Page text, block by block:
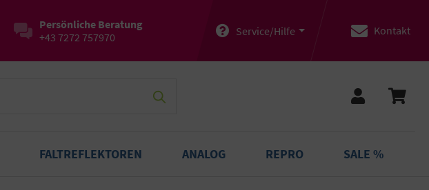
Persönliche Beratung
+43 7272 757970
Service/Hilfe Kontakt
FALTREFLEKTOREN ANALOG REPRO SALE %